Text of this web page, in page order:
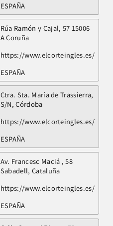
ESPAÑA
Rúa Ramón y Cajal, 57 15006
A Coruña
https://www.elcorteingles.es/
ESPAÑA
Ctra. Sta. María de Trassierra,
S/N, Córdoba
https://www.elcorteingles.es/
ESPAÑA
Av. Francesc Maciá , 58
Sabadell, Cataluña
https://www.elcorteingles.es/
ESPAÑA